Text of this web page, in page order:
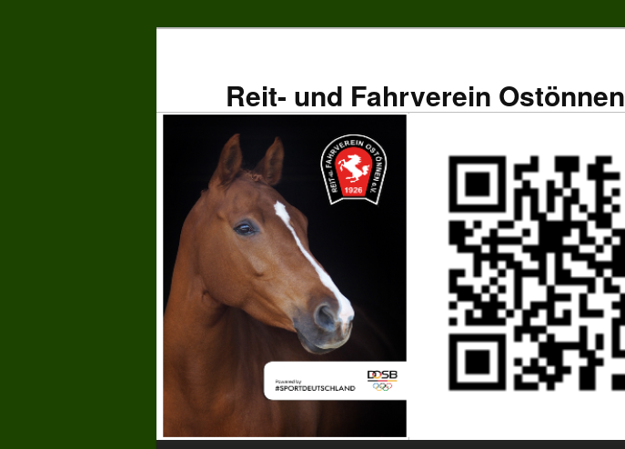
Reit- und Fahrverein Ostönnen